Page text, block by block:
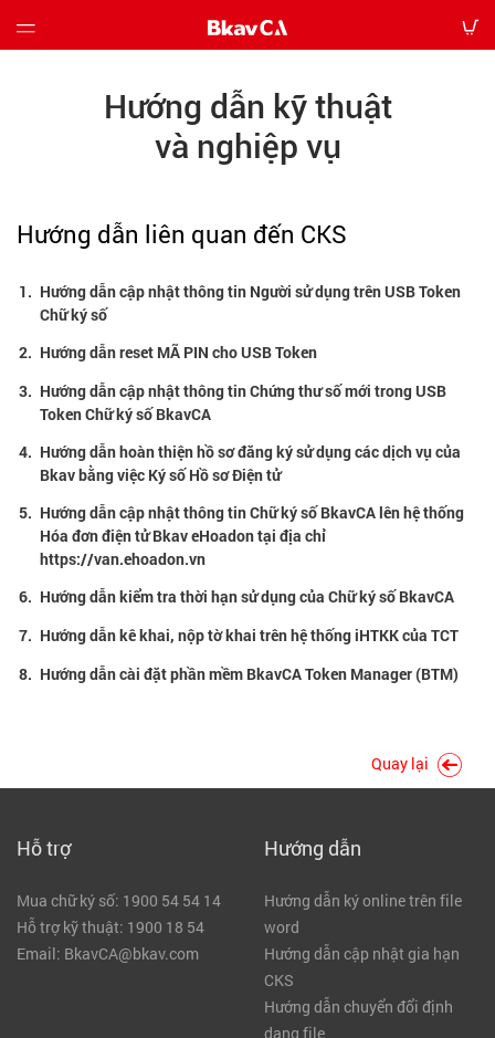
tức
Tải
hệ
cứu
chứng
thư
số
Hướng dẫn kỹ thuật
và nghiệp vụ
Hướng dẫn liên quan đến CKS
1. Hướng dẫn cập nhật thông tin Người sử dụng trên USB Token
Chữ ký số
2. Hướng dẫn reset MÃ PIN cho USB Token
3. Hướng dẫn cập nhật thông tin Chứng thư số mới trong USB
Token Chữ ký số BkavCA
4. Hướng dẫn hoàn thiện hồ sơ đăng ký sử dụng các dịch vụ của
Bkav bằng việc Ký số Hồ sơ Điện tử
5. Hướng dẫn cập nhật thông tin Chữ ký số BkavCA lên hệ thống
Hóa đơn điện tử Bkav eHoadon tại địa chỉ
https://van.ehoadon.vn
6. Hướng dẫn kiểm tra thời hạn sử dụng của Chữ ký số BkavCA
7. Hướng dẫn kê khai, nộp tờ khai trên hệ thống iHTKK của TCT
8. Hướng dẫn cài đặt phần mềm BkavCA Token Manager (BTM)
Quay lại
Hỗ trợ
Mua chữ ký số: 1900 54 54 14
Hỗ trợ kỹ thuật: 1900 18 54
Email: BkavCA@bkav.com
Hướng dẫn
Hướng dẫn ký online trên file
word
Hướng dẫn cập nhật gia hạn
CKS
Hướng dẫn chuyển đổi định
dạng file